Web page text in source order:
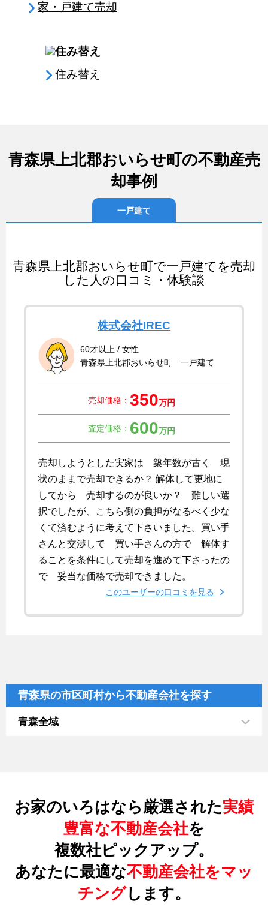
家・戸建て売却
住み替え
青森県上北郡おいらせ町の不動産売
却事例
一戸建て
青森県上北郡おいらせ町で一戸建てを売却
した人の口コミ・体験談
株式会社IREC
60才以上 / 女性
青森県上北郡おいらせ町 一戸建て
売却価格： 350万円
査定価格： 600万円
売却しようとした実家は 築年数が古く 現
状のままで売却できるか？ 解体して更地に
してから 売却するのが良いか？ 難しい選
択でしたが、こちら側の負担がなるべく少な
くて済むように考えて下さいました。買い手
さんと交渉して 買い手さんの方で 解体す
ることを条件にして売却を進めて下さったの
で 妥当な価格で売却できました。
このユーザーの口コミを見る
青森県の市区町村から不動産会社を探す
青森全域
お家のいろはなら厳選された実績
豊富な不動産会社を
複数社ピックアップ。
あなたに最適な不動産会社をマッ
チングします。